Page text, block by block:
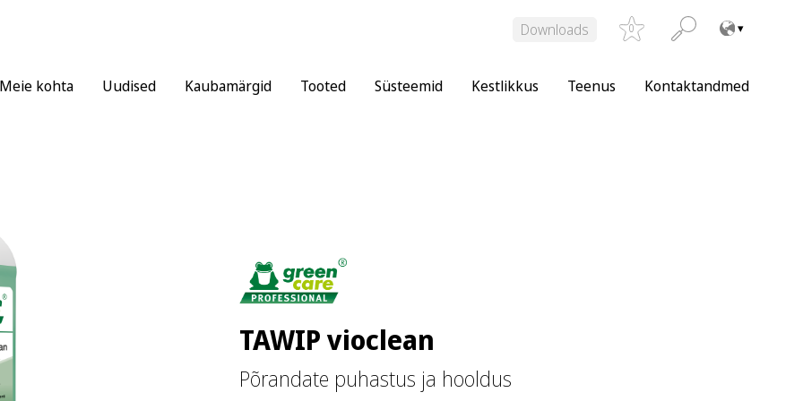
Downloads 0
Meie kohta Uudised Kaubamärgid Tooted Süsteemid Kestlikkus Teenus Kontaktandmed
TAWIP vioclean
Põrandate puhastus ja hooldus